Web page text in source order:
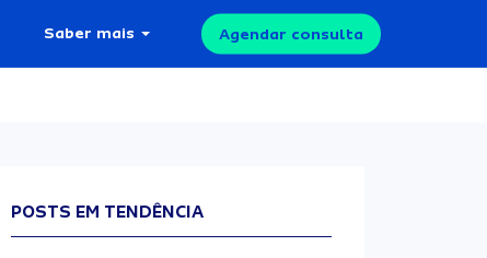
Saber mais Agendar consulta
POSTS EM TENDÊNCIA